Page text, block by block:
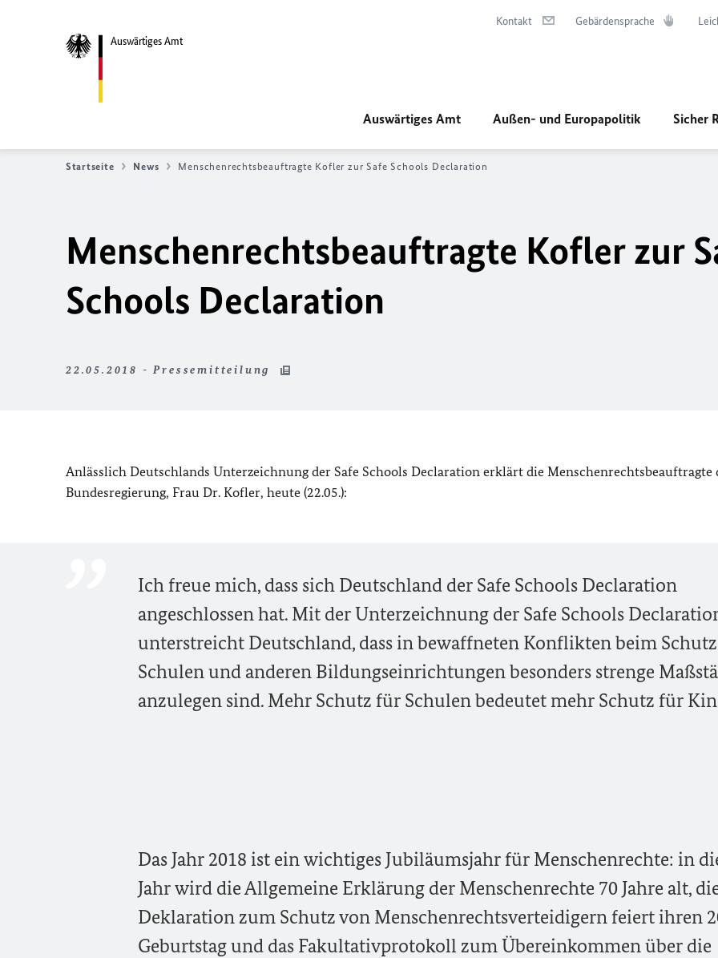
Auswärtiges Amt
Kontakt Gebärdensprache
Auswärtiges Amt Außen- und Europapolitik Sicher
Startseite News Menschenrechtsbeauftragte Kofler zur Safe Schools Declaration
Menschenrechtsbeauftragte Kofler zur
Schools Declaration
22.05.2018 - Pressemitteilung
Anlässlich Deutschlands Unterzeichnung der Safe Schools Declaration erklärt die Menschenrechtsbeauftragte
Bundesregierung, Frau Dr. Kofler, heute (22.05.):
Ich freue mich, dass sich Deutschland der Safe Schools Declaration
angeschlossen hat. Mit der Unterzeichnung der Safe Schools
unterstreicht Deutschland, dass in bewaffneten Konflikten beim
Schulen und anderen Bildungseinrichtungen besonders strenge
anzulegen sind. Mehr Schutz für Schulen bedeutet mehr Schutz für
Das Jahr 2018 ist ein wichtiges Jubiläumsjahr für Menschenrechte: in
Jahr wird die Allgemeine Erklärung der Menschenrechte 70 Jahre alt,
Deklaration zum Schutz von Menschenrechtsverteidigern feiert ihren
Geburtstag und das Fakultativprotokoll zum Übereinkommen über die